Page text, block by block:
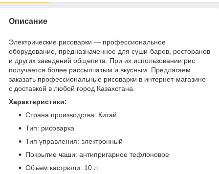
Описание
Электрические рисоварки — профессиональное
оборудование, предназначенное для суши-баров, ресторанов
и других заведений общепита. При их использовании рис
получается более рассыпчатым и вкусным. Предлагаем
заказать профессиональные рисоварки в интернет-магазине
с доставкой в любой город Казахстана.
Характеристики:
Страна производства: Китай
Тип: рисоварка
Тип управления: электронный
Покрытие чаши: антипригарное тефлоновое
Объем кастрюли: 10 л